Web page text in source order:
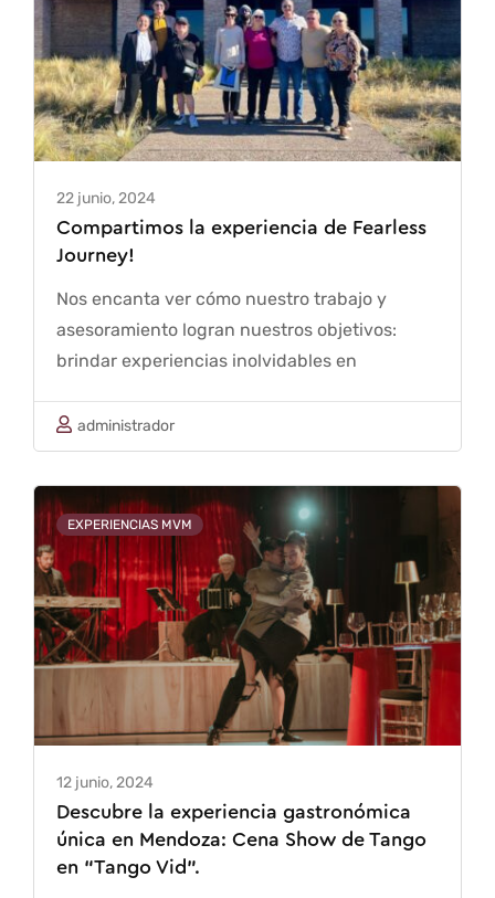
22 junio, 2024
Compartimos la experiencia de Fearless
Journey!
Nos encanta ver cómo nuestro trabajo y
asesoramiento logran nuestros objetivos:
brindar experiencias inolvidables en
hacemos y buscamos mostrar al mundo todo
lo que nuestra querida tierra del sol y del
buen vino tiene para ofrecer. Disfrutamos
siendo parte …
administrador
EXPERIENCIAS MVM
12 junio, 2024
Descubre la experiencia gastronómica
única en Mendoza: Cena Show de Tango
en “Tango Vid”.